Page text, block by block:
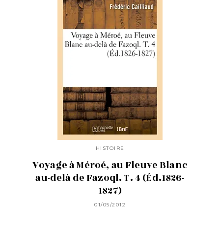
HISTOIRE
Voyage à Méroé, au Fleuve Blanc
au-delà de Fazoql. T. 4 (Éd.1826-
1827)
01/05/2012